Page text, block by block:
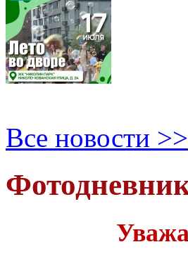
Все новости >>